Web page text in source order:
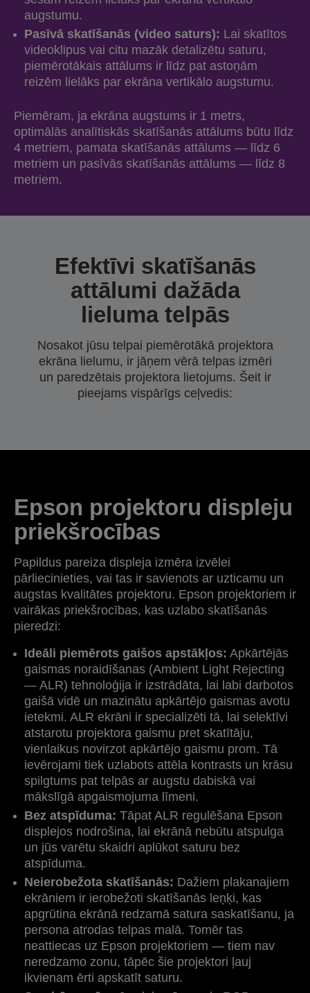
augstumu.
Pasīvā skatīšanās (video saturs): Lai skatītos
videoklipus vai citu mazāk detalizētu saturu,
piemērotākais attālums ir līdz pat astoņām
reizēm lielāks par ekrāna vertikālo augstumu.
Piemēram, ja ekrāna augstums ir 1 metrs,
optimālās analītiskās skatīšanās attālums būtu līdz
4 metriem, pamata skatīšanās attālums — līdz 6
metriem un pasīvās skatīšanās attālums — līdz 8
metriem.
Efektīvi skatīšanās
attālumi dažāda
lieluma telpās
Nosakot jūsu telpai piemērotākā projektora
ekrāna lielumu, ir jāņem vērā telpas izmēri
un paredzētais projektora lietojums. Šeit ir
pieejams vispārīgs ceļvedis:
Epson projektoru displeju
priekšrocības
Papildus pareiza displeja izmēra izvēlei
pārliecinieties, vai tas ir savienots ar uzticamu un
augstas kvalitātes projektoru. Epson projektoriem ir
vairākas priekšrocības, kas uzlabo skatīšanās
pieredzi:
Ideāli piemērots gaišos apstākļos: Apkārtējās
gaismas noraidīšanas (Ambient Light Rejecting
— ALR) tehnoloģija ir izstrādāta, lai labi darbotos
gaišā vidē un mazinātu apkārtējo gaismas avotu
ietekmi. ALR ekrāni ir specializēti tā, lai selektīvi
atstarotu projektora gaismu pret skatītāju,
vienlaikus novirzot apkārtējo gaismu prom. Tā
ievērojami tiek uzlabots attēla kontrasts un krāsu
spilgtums pat telpās ar augstu dabiskā vai
mākslīgā apgaismojuma līmeni.
Bez atspīduma: Tāpat ALR regulēšana Epson
displejos nodrošina, lai ekrānā nebūtu atspulga
un jūs varētu skaidri aplūkot saturu bez
atspīduma.
Neierobežota skatīšanās: Dažiem plakanajiem
ekrāniem ir ierobežoti skatīšanās leņķi, kas
apgrūtina ekrānā redzamā satura saskatīšanu, ja
persona atrodas telpas malā. Tomēr tas
neattiecas uz Epson projektoriem — tiem nav
neredzamo zonu, tāpēc šie projektori ļauj
ikvienam ērti apskatīt saturu.